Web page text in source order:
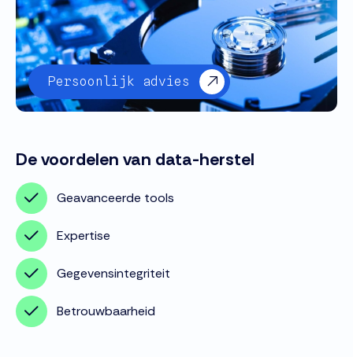
Persoonlijk advies
De voordelen van data-herstel
Geavanceerde tools
Expertise
Gegevensintegriteit
Betrouwbaarheid